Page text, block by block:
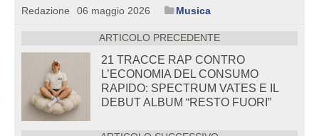
Redazione 06 maggio 2026 Musica
ARTICOLO PRECEDENTE
21 TRACCE RAP CONTRO
L’ECONOMIA DEL CONSUMO
RAPIDO: SPECTRUM VATES E IL
DEBUT ALBUM “RESTO FUORI”